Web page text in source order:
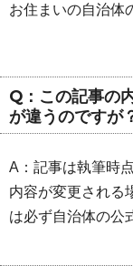
お住まいの自治体
Q：この記事の
が違うのですが
A：記事は執筆時
内容が変更される
は必ず自治体の公